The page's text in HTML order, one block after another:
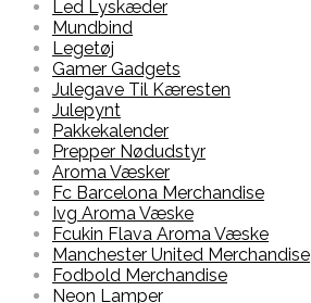
Led Lyskæder
Mundbind
Legetøj
Gamer Gadgets
Julegave Til Kæresten
Julepynt
Pakkekalender
Prepper Nødudstyr
Aroma Væsker
Fc Barcelona Merchandise
Ivg Aroma Væske
Fcukin Flava Aroma Væske
Manchester United Merchandise
Fodbold Merchandise
Neon Lamper